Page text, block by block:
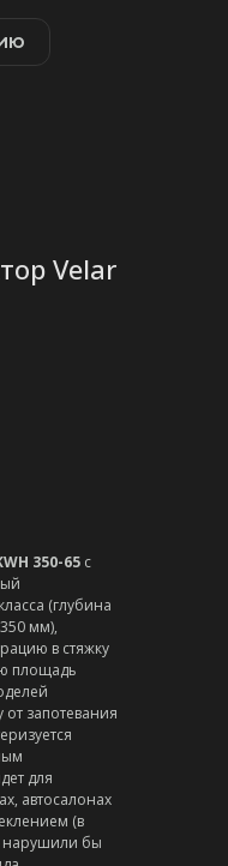
Velar
350-65 с
(глубина
мм),
в стяжку
площадь
запотевания
для
автосалонах
(в
нарушили бы